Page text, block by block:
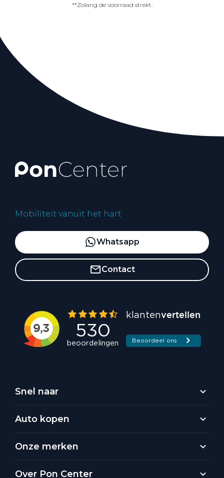
**Zolang de voorraad strekt.
Mobiliteit vanuit het hart
Whatsapp
Contact
Snel naar
Auto kopen
Onze merken
Over Pon Center